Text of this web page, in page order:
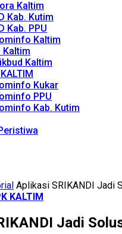
Kaltim
Kab. Kutim
Kab. PPU
Kaltim
Kaltim
Kaltim
Kukar
PPU
Kab. Kutim
Aplikasi SRIKANDI Jadi
KALTIM
Jadi